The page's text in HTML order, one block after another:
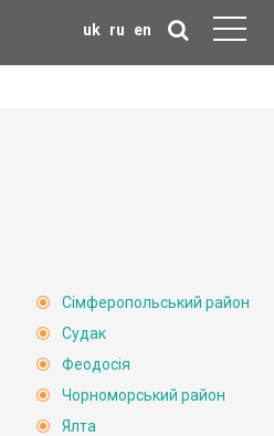
uk ru en
Сімферопольський район
Судак
Феодосія
Чорноморський район
Ялта